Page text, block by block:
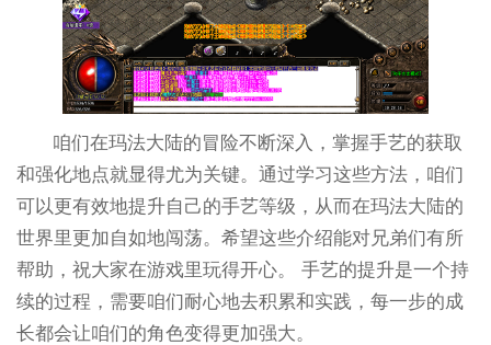
咱们在玛法大陆的冒险不断深入，掌握手艺的获取
和强化地点就显得尤为关键。通过学习这些方法，咱们
可以更有效地提升自己的手艺等级，从而在玛法大陆的
世界里更加自如地闯荡。希望这些介绍能对兄弟们有所
帮助，祝大家在游戏里玩得开心。 手艺的提升是一个持
续的过程，需要咱们耐心地去积累和实践，每一步的成
长都会让咱们的角色变得更加强大。